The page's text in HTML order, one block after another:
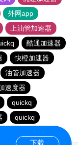
外网app
上油管加速器
酷通加速器
快橙加速器
油管加速器
速度器
quickq
quickq
下载